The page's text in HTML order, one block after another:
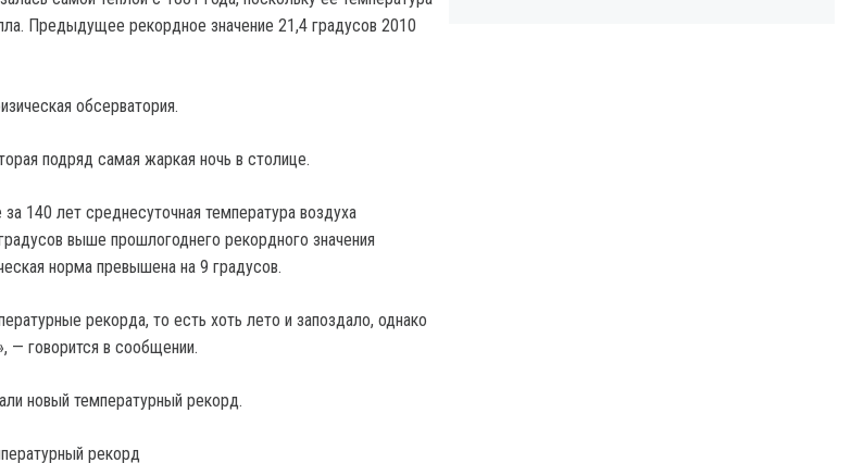
Предыдущее рекордное значение 21,4 градусов 2010
обсерватория.
подряд самая жаркая ночь в столице.
140 лет среднесуточная температура воздуха
выше прошлогоднего рекордного значения
норма превышена на 9 градусов.
рекорда, то есть хоть лето и запоздало, однако
— говорится в сообщении.
новый температурный рекорд.